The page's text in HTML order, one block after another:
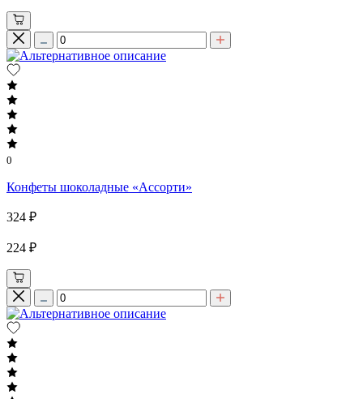
0
Конфеты шоколадные «Ассорти»
324 ₽
224 ₽